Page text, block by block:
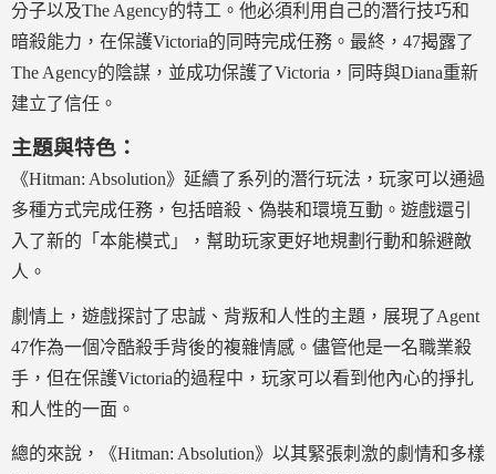
分子以及The Agency的特工。他必須利用自己的潛行技巧和
暗殺能力，在保護Victoria的同時完成任務。最終，47揭露了
The Agency的陰謀，並成功保護了Victoria，同時與Diana重新
建立了信任。
主題與特色：
《Hitman: Absolution》延續了系列的潛行玩法，玩家可以通過
多種方式完成任務，包括暗殺、偽裝和環境互動。遊戲還引
入了新的「本能模式」，幫助玩家更好地規劃行動和躲避敵
人。
劇情上，遊戲探討了忠誠、背叛和人性的主題，展現了Agent
47作為一個冷酷殺手背後的複雜情感。儘管他是一名職業殺
手，但在保護Victoria的過程中，玩家可以看到他內心的掙扎
和人性的一面。
總的來說，《Hitman: Absolution》以其緊張刺激的劇情和多樣